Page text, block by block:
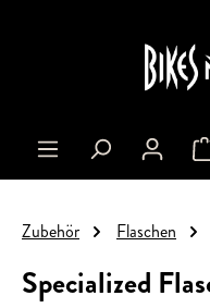
Zubehör Flaschen
Specialized